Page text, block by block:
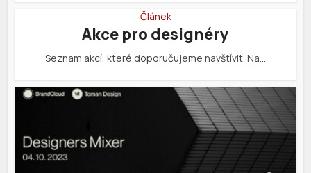
Článek
Akce pro designéry
Seznam akcí, které doporučujeme navštívit. Na…